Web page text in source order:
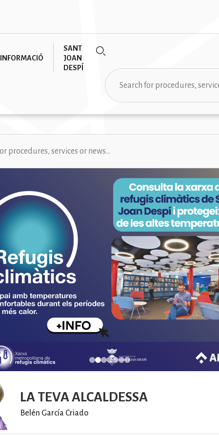
INFORMACIÓ
SANT
JOAN
DESPÍ
Search
LA TEVA ALCALDESSA
Belén García Criado